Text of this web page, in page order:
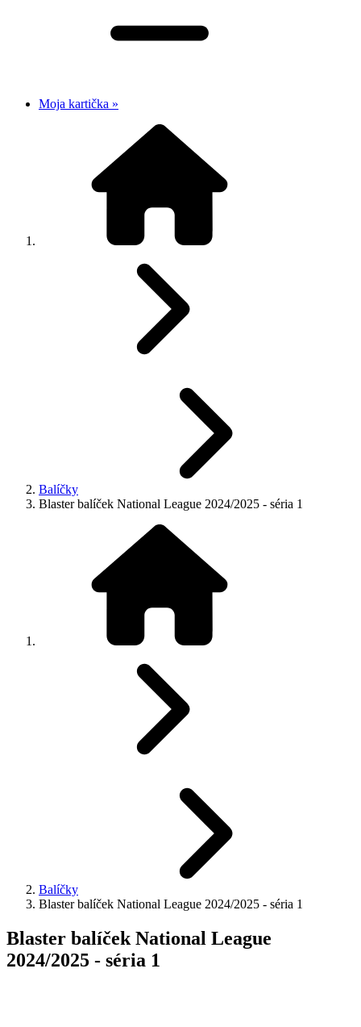
Moja kartička »
Balíčky
Blaster balíček National League 2024/2025 - séria 1
Balíčky
Blaster balíček National League 2024/2025 - séria 1
Blaster balíček National League
2024/2025 - séria 1